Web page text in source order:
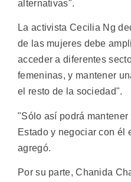
alternativas".
La activista Cecilia Ng
de las mujeres debe
acceder a diferentes
femeninas, y mantener
el resto de la sociedad".
"Sólo así podrá mantener
Estado y negociar con él
agregó.
Por su parte, Chanida